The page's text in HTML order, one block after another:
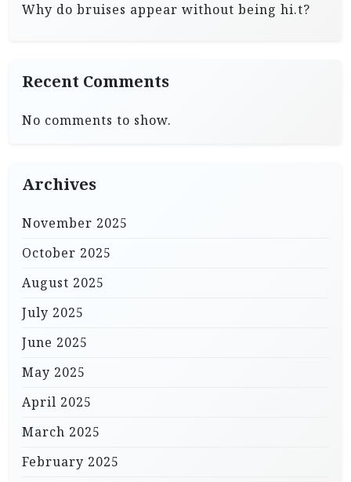
Why do bruises appear without being hi.t?
Recent Comments
No comments to show.
Archives
November 2025
October 2025
August 2025
July 2025
June 2025
May 2025
April 2025
March 2025
February 2025